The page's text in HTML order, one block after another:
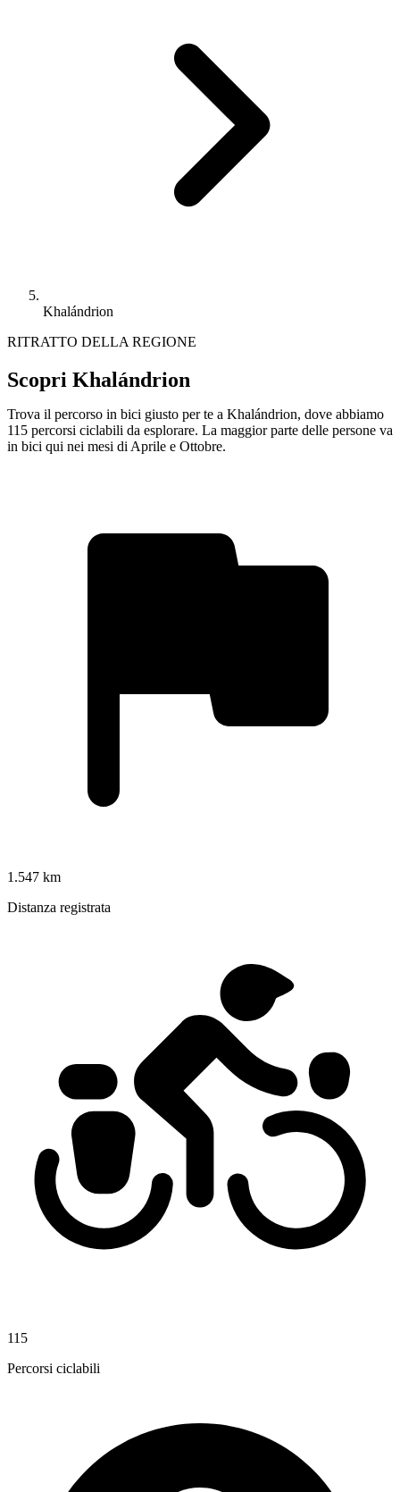
Khalándrion
RITRATTO DELLA REGIONE
Scopri Khalándrion
Trova il percorso in bici giusto per te a Khalándrion, dove abbiamo
115 percorsi ciclabili da esplorare. La maggior parte delle persone va
in bici qui nei mesi di Aprile e Ottobre.
1.547 km
Distanza registrata
115
Percorsi ciclabili